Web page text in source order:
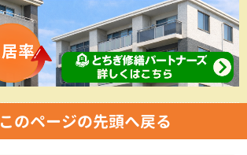
このページの先頭へ戻る